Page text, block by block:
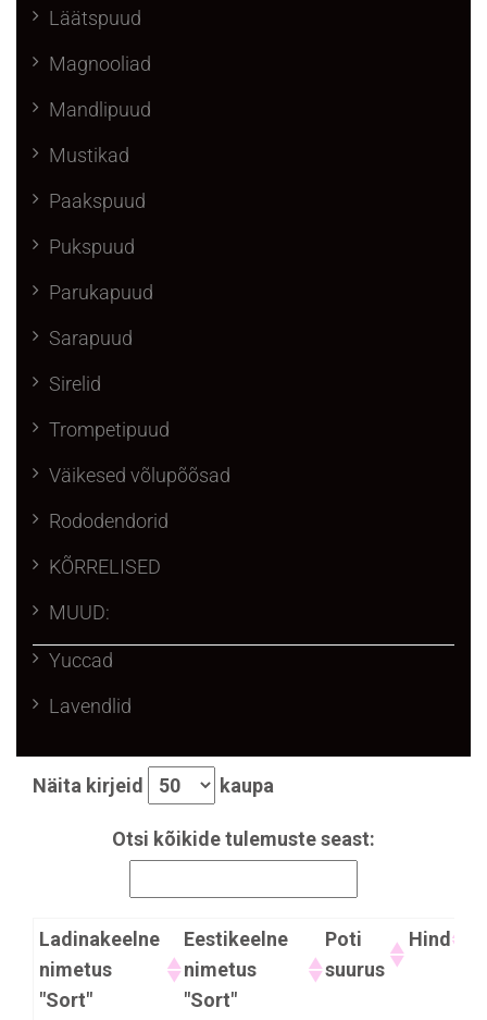
Läätspuud
Magnooliad
Mandlipuud
Mustikad
Paakspuud
Pukspuud
Parukapuud
Sarapuud
Sirelid
Trompetipuud
Väikesed võlupõõsad
Rododendorid
KÕRRELISED
MUUD:
Yuccad
Lavendlid
Näita kirjeid kaupa
Otsi kõikide tulemuste seast:
Ladinakeelne
nimetus
"Sort"
Eestikeelne
nimetus
"Sort"
Poti
suurus
Hind